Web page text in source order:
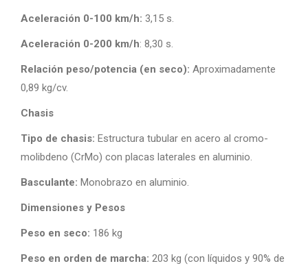
Aceleración 0-100 km/h: 3,15 s.
Aceleración 0-200 km/h: 8,30 s.
Relación peso/potencia (en seco): Aproximadamente
0,89 kg/cv.
Chasis
Tipo de chasis: Estructura tubular en acero al cromo-
molibdeno (CrMo) con placas laterales en aluminio.
Basculante: Monobrazo en aluminio.
Dimensiones y Pesos
Peso en seco: 186 kg
Peso en orden de marcha: 203 kg (con líquidos y 90% de